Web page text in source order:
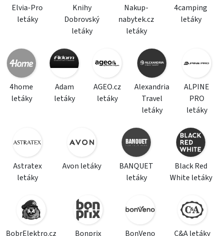
Elvia-Pro
letáky
Knihy
Dobrovský
letáky
Nakup-
nabytek.cz
letáky
4camping
letáky
4home
letáky
Adam
letáky
AGEO.cz
letáky
Alexandria
Travel
letáky
ALPINE
PRO
letáky
Astratex
letáky
Avon letáky
BANQUET
letáky
Black Red
White letáky
BobrElektro.cz
Bonprix
BonVeno
C&A letáky